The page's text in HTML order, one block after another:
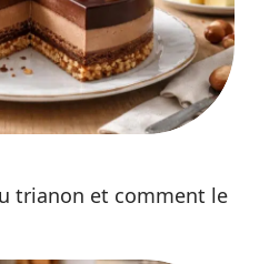
trianon et comment le